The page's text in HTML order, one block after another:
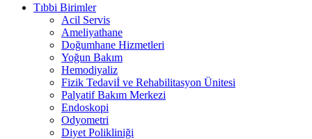
Tıbbi Birimler
Acil Servis
Ameliyathane
Doğumhane Hizmetleri
Yoğun Bakım
Hemodiyaliz
Fizik Tedaviİ ve Rehabilitasyon Ünitesi
Palyatif Bakım Merkezi
Endoskopi
Odyometri
Diyet Polikliniği